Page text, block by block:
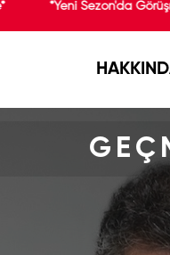
*Yeni Sezon'da